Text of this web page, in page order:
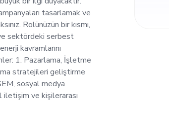
enerji
İdeal aday, dijital
hakkında
katılımını
tasarlamak ve
Rolünüzün bir kısmı,
sektördeki serbest
kavramlarını
1. Pazarlama, İşletme
stratejileri geliştirme
sosyal medya
iletişim ve kişilerarası